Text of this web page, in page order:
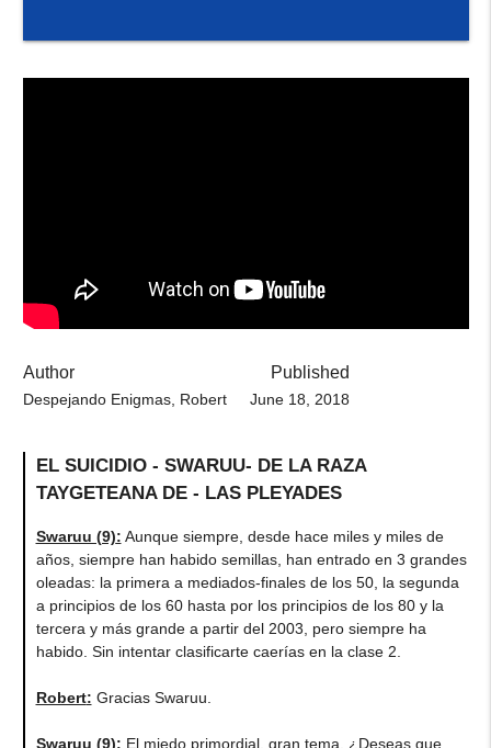
Author
Despejando Enigmas, Robert
Published
June 18, 2018
EL SUICIDIO - SWARUU- DE LA RAZA
TAYGETEANA DE - LAS PLEYADES
Swaruu (9): Aunque siempre, desde hace miles y miles de
años, siempre han habido semillas, han entrado en 3 grandes
oleadas: la primera a mediados-finales de los 50, la segunda
a principios de los 60 hasta por los principios de los 80 y la
tercera y más grande a partir del 2003, pero siempre ha
habido. Sin intentar clasificarte caerías en la clase 2.
Robert: Gracias Swaruu.
Swaruu (9): El miedo primordial, gran tema. ¿Deseas que